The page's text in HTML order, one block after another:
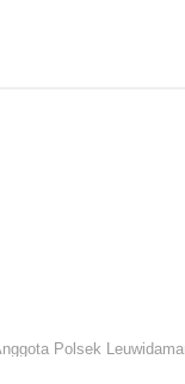
Polsek